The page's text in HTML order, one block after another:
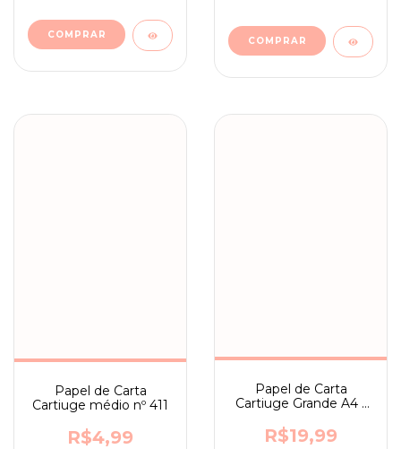
Papel de Carta
Cartiuge médio nº 411
R$4,99
Papel de Carta
Cartiuge Grande A4 -
R$19,99